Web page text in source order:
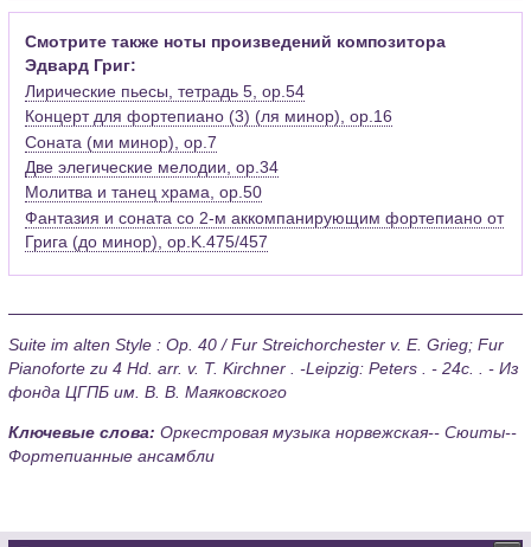
играть на рояле и сочинять музыку, но мечтать о
профессиональной карьере музыканта не решался. Гость
сразу понял истинное предназначение четвертого ребенка
Григов. В результате Эдвард оказался в Лейпциге и
приступил к занятиям в консерватории. Занятия были столь
усердными, что юный музыкант серьезно заболел. От
плеврита Эдварду так и не удалось вылечиться, впрочем,
как и от любви к музыке. Он возобновляет занятия и в 1862
году получает диплом пианиста и композитора.
В 1863 году окрыленный первыми успехами композитор
едет в Копенгаген, где находит единомышленников-
патриотов. Грига и его друзей вдохновляет цель создания
лобби образует общество «Евтерпа», и там музыкант
становится общественником и просветителем. В то же
время Григ творчески переосмысливает норвежский
фольклор и представляет публике все более оригинальные
Но молодой Эдвард увлечен не только новыми идеями, не
сердца, от которого она не может отказаться - в руке у
Смотрите также ноты произведений композитора
Эдвард Григ:
Лирические пьесы, тетрадь 5, op.54
Концерт для фортепиано (3) (ля минор), op.16
Соната (ми минор), op.7
Две элегические мелодии, op.34
Молитва и танец храма, op.50
Фантазия и соната со 2-м аккомпанирующим фортепиано от
Грига (до минор), op.K.475/457
Suite im alten Style : Op. 40 / Fur Streichorchester v. E. Grieg; Fur
Pianoforte zu 4 Hd. arr. v. T. Kirchner . -Leipzig: Peters . - 24с. . - Из
фонда ЦГПБ им. В. В. Маяковского
Ключевые слова:Оркестровая музыка норвежская-- Сюиты--
Фортепианные ансамбли